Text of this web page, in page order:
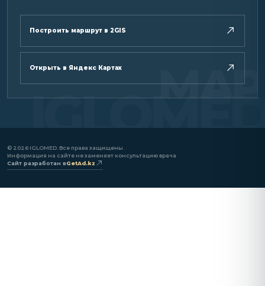
Построить маршрут в 2GIS
Открыть в Яндекс Картах
© 2026 IGLOMED. Все права защищены.
Информация на сайте не заменяет консультацию врача
Сайт разработан вGetAd.kz